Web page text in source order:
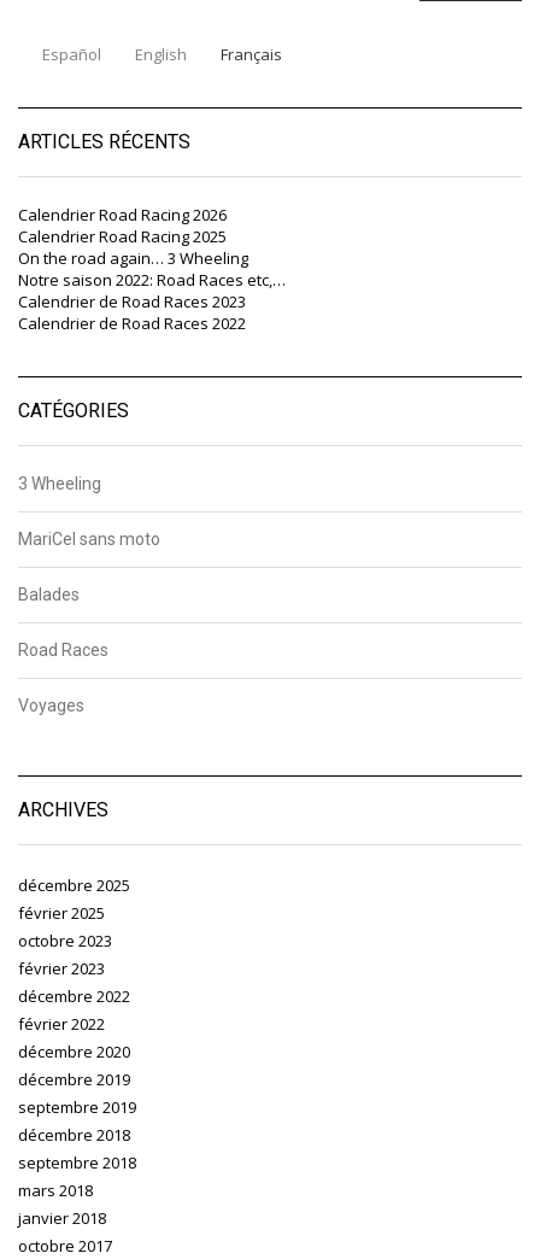
Español English Français
ARTICLES RÉCENTS
Calendrier Road Racing 2026
Calendrier Road Racing 2025
On the road again… 3 Wheeling
Notre saison 2022: Road Races etc,…
Calendrier de Road Races 2023
Calendrier de Road Races 2022
CATÉGORIES
3 Wheeling
MariCel sans moto
Balades
Road Races
Voyages
ARCHIVES
décembre 2025
février 2025
octobre 2023
février 2023
décembre 2022
février 2022
décembre 2020
décembre 2019
septembre 2019
décembre 2018
septembre 2018
mars 2018
janvier 2018
octobre 2017